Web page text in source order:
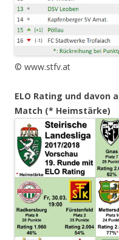
© www.stfv.at
ELO Rating und davon
Match (* Heimstärke)